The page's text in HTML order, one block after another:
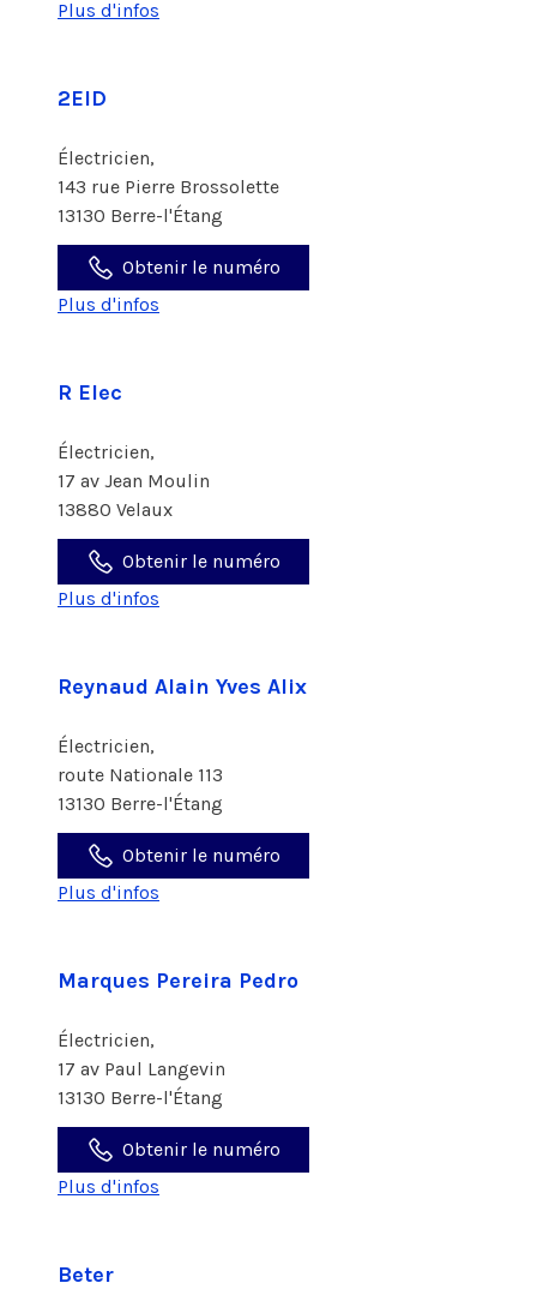
Plus d'infos
2EID
Électricien,
143 rue Pierre Brossolette
13130 Berre-l'Étang
Obtenir le numéro
Plus d'infos
R Elec
Électricien,
17 av Jean Moulin
13880 Velaux
Obtenir le numéro
Plus d'infos
Reynaud Alain Yves Alix
Électricien,
route Nationale 113
13130 Berre-l'Étang
Obtenir le numéro
Plus d'infos
Marques Pereira Pedro
Électricien,
17 av Paul Langevin
13130 Berre-l'Étang
Obtenir le numéro
Plus d'infos
Beter